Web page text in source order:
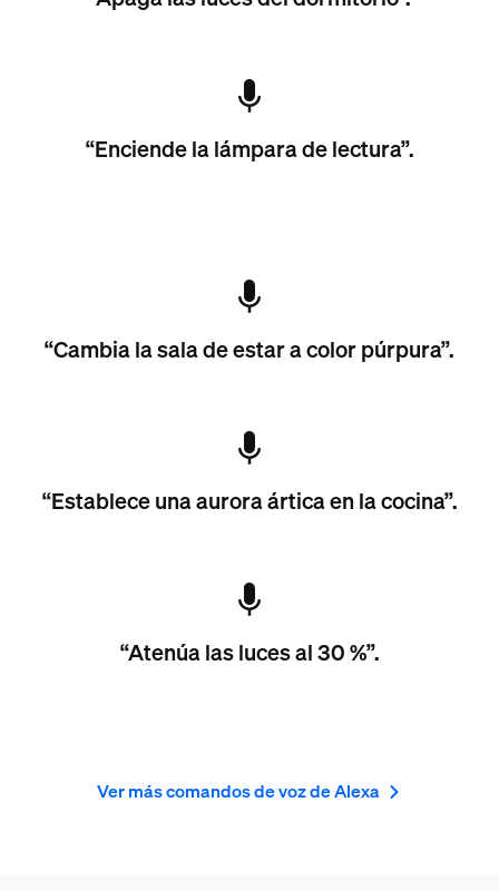
“Enciende la lámpara de lectura”.
“Cambia la sala de estar a color púrpura”.
“Establece una aurora ártica en la cocina”.
“Atenúa las luces al 30 %”.
Ver más comandos de voz de Alexa